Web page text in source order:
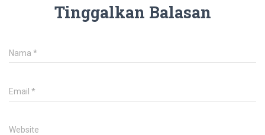
Tinggalkan Balasan
Nama *
Email *
Website